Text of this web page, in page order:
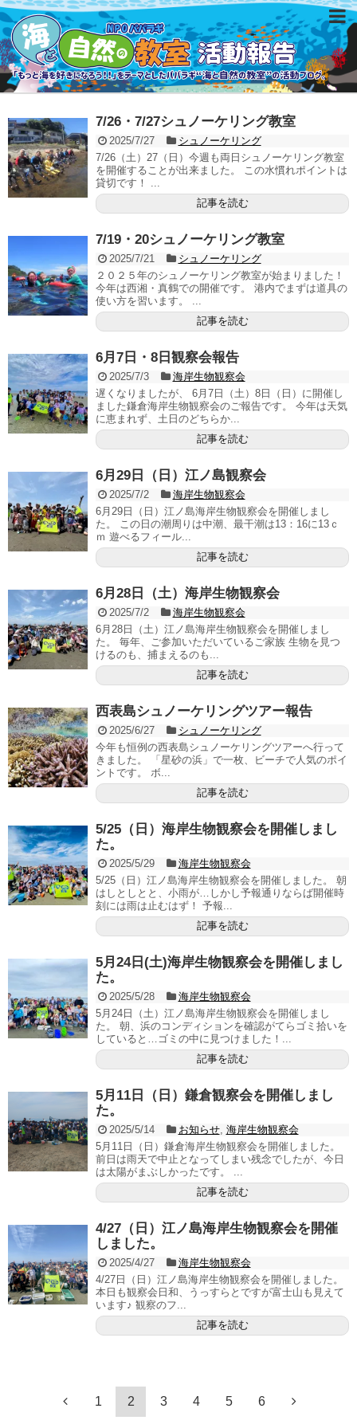
7/26・7/27シュノーケリング教室
2025/7/27
シュノーケリング
7/26（土）27（日）今週も両日シュノーケリング教室
を開催することが出来ました。 この水慣れポイントは
貸切です！ ...
記事を読む
7/19・20シュノーケリング教室
2025/7/21
シュノーケリング
２０２５年のシュノーケリング教室が始まりました！
今年は西湘・真鶴での開催です。 港内でまずは道具の
使い方を習います。 ...
記事を読む
6月7日・8日観察会報告
2025/7/3
海岸生物観察会
遅くなりましたが、 6月7日（土）8日（日）に開催し
ました鎌倉海岸生物観察会のご報告です。 今年は天気
に恵まれず、土日のどちらか...
記事を読む
6月29日（日）江ノ島観察会
2025/7/2
海岸生物観察会
6月29日（日）江ノ島海岸生物観察会を開催しまし
た。 この日の潮周りは中潮、最干潮は13：16に13ｃ
ｍ 遊べるフィール...
記事を読む
6月28日（土）海岸生物観察会
2025/7/2
海岸生物観察会
6月28日（土）江ノ島海岸生物観察会を開催しまし
た。 毎年、ご参加いただいているご家族 生物を見つ
けるのも、捕まえるのも...
記事を読む
西表島シュノーケリングツアー報告
2025/6/27
シュノーケリング
今年も恒例の西表島シュノーケリングツアーへ行って
きました。 「星砂の浜」で一枚、ビーチで人気のポイ
ントです。 ボ...
記事を読む
5/25（日）海岸生物観察会を開催しまし
た。
2025/5/29
海岸生物観察会
5/25（日）江ノ島海岸生物観察会を開催しました。 朝
はしとしとと、小雨が…しかし予報通りならば開催時
刻には雨は止むはず！ 予報...
記事を読む
5月24日(土)海岸生物観察会を開催しまし
た。
2025/5/28
海岸生物観察会
5月24日（土）江ノ島海岸生物観察会を開催しまし
た。 朝、浜のコンディションを確認がてらゴミ拾いを
していると…ゴミの中に見つけました！...
記事を読む
5月11日（日）鎌倉観察会を開催しまし
た。
2025/5/14 お知らせ, 海岸生物観察会
5月11日（日）鎌倉海岸生物観察会を開催しました。
前日は雨天で中止となってしまい残念でしたが、今日
は太陽がまぶしかったです。 ...
記事を読む
4/27（日）江ノ島海岸生物観察会を開催
しました。
2025/4/27
海岸生物観察会
4/27日（日）江ノ島海岸生物観察会を開催しました。
本日も観察会日和、うっすらとですが富士山も見えて
います♪ 観察のフ...
記事を読む
1 2 3 4 5 6